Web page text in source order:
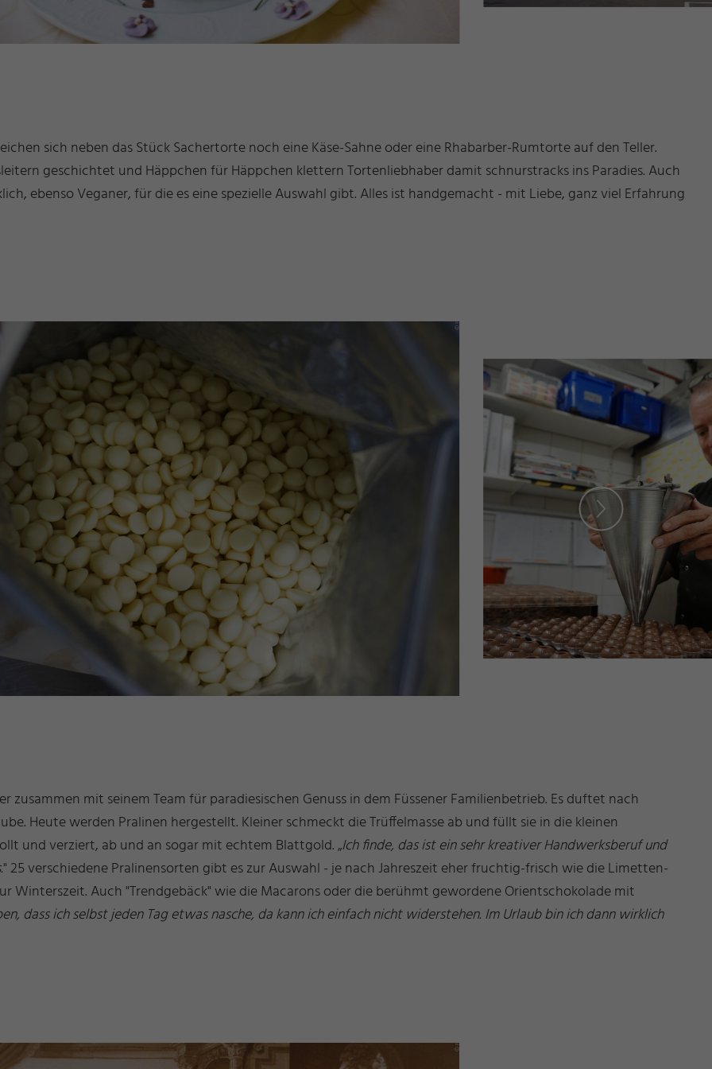
sich neben das Stück Sachertorte noch eine Käse-Sahne oder eine Rhabarber-Rumtorte auf den Teller.
geschichtet und Häppchen für Häppchen klettern Tortenliebhaber damit schnurstracks ins Paradies. Auch
ebenso Veganer, für die es eine spezielle Auswahl gibt. Alles ist handgemacht - mit Liebe, ganz viel Erfahrung
©
ü
s
s
e
n
T
o
ri
s
m
u
u
n
M
k
e
ti
n
mit seinem Team für paradiesischen Genuss in dem Füssener Familienbetrieb. Es duftet nach
Heute werden Pralinen hergestellt. Kleiner schmeckt die Trüffelmasse ab und füllt sie in die kleinen
und verziert, ab und an sogar mit echtem Blattgold. „Ich finde, das ist ein sehr kreativer Handwerksberuf und
" 25 verschiedene Pralinensorten gibt es zur Auswahl - je nach Jahreszeit eher fruchtig-frisch wie die Limetten-
Winterszeit. Auch "Trendgebäck" wie die Macarons oder die berühmt gewordene Orientschokolade mit
dass ich selbst jeden Tag etwas nasche, da kann ich einfach nicht widerstehen. Im Urlaub bin ich dann wirklich
©
ü
s
s
e
n
T
o
ri
s
m
u
u
n
M
k
e
ti
n